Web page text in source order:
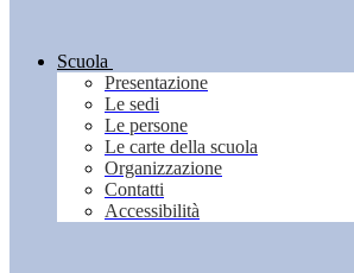
Scuola
Presentazione
Le sedi
Le persone
Le carte della scuola
Organizzazione
Contatti
Accessibilità